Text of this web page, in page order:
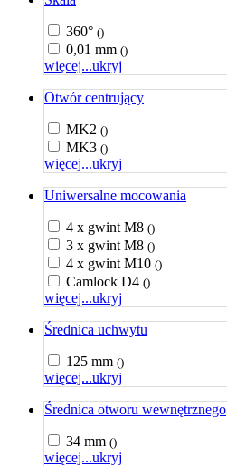
360° ()
0,01 mm ()
więcej...ukryj
Otwór centrujący
MK2 ()
MK3 ()
więcej...ukryj
Uniwersalne mocowania
4 x gwint M8 ()
3 x gwint M8 ()
4 x gwint M10 ()
Camlock D4 ()
więcej...ukryj
Średnica uchwytu
125 mm ()
więcej...ukryj
Średnica otworu wewnętrznego
34 mm ()
więcej...ukryj